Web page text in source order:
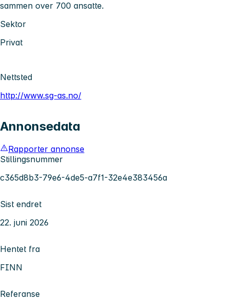
sammen over 700 ansatte.
Sektor
Privat
Nettsted
http://www.sg-as.no/
Annonsedata
Rapporter annonse
Stillingsnummer
c365d8b3-79e6-4de5-a7f1-32e4e383456a
Sist endret
22. juni 2026
Hentet fra
FINN
Referanse